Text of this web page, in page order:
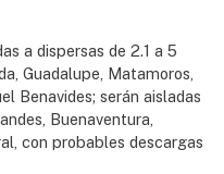
a dispersas de 2.1 a 5
Guadalupe, Matamoros,
Benavides; serán aisladas
Buenaventura,
con probables descargas